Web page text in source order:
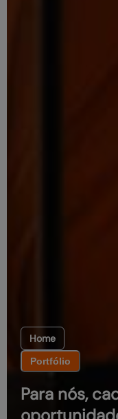
Home
Portfólio
Para nós,